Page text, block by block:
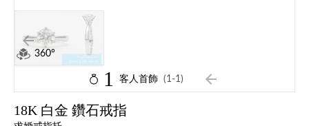
360°
1 客人首飾 (1-1)
18K 白金 鑽石戒指